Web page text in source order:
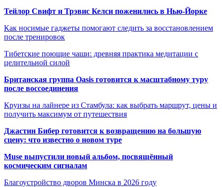
Тейлор Свифт и Трэвис Келси поженились в Нью-Йорке
Как носимые гаджеты помогают следить за восстановлением
после тренировок
Тибетские поющие чаши: древняя практика медитации с
целительной силой
Британская группа Oasis готовится к масштабному туру
после воссоединения
Круизы на лайнере из Стамбула: как выбрать маршрут, цены и
получить максимум от путешествия
Джастин Бибер готовится к возвращению на большую
сцену: что известно о новом туре
Muse выпустили новый альбом, посвящённый
космическим сигналам
Благоустройство дворов Минска в 2026 году